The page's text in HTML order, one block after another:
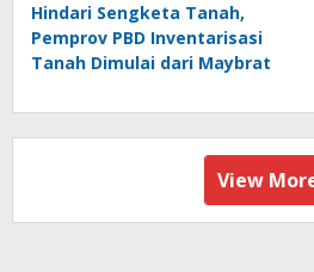
Hindari Sengketa Tanah,
Pemprov PBD Inventarisasi
Tanah Dimulai dari Maybrat
View